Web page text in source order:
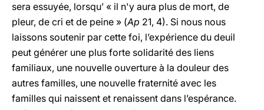
sera essuyée, lorsqu’ « il n'y aura plus de mort, de
pleur, de cri et de peine » (Ap 21, 4). Si nous nous
laissons soutenir par cette foi, l’expérience du deuil
peut générer une plus forte solidarité des liens
familiaux, une nouvelle ouverture à la douleur des
autres familles, une nouvelle fraternité avec les
familles qui naissent et renaissent dans l’espérance.